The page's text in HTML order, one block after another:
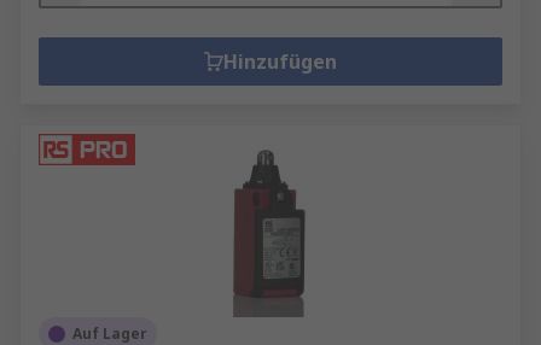
Hinzufügen
Auf Lager